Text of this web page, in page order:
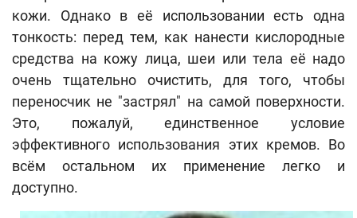
кожи. Однако в её использовании есть одна
тонкость: перед тем, как нанести кислородные
средства на кожу лица, шеи или тела её надо
очень тщательно очистить, для того, чтобы
переносчик не "застрял" на самой поверхности.
Это, пожалуй, единственное условие
эффективного использования этих кремов. Во
всём остальном их применение легко и
доступно.